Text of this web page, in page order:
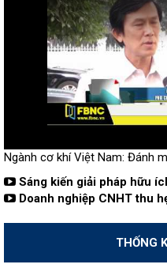
Ngành cơ khí Việt Nam: Đánh
Sáng kiến giải pháp hữu
Doanh nghiệp CNHT thu
THỐNG